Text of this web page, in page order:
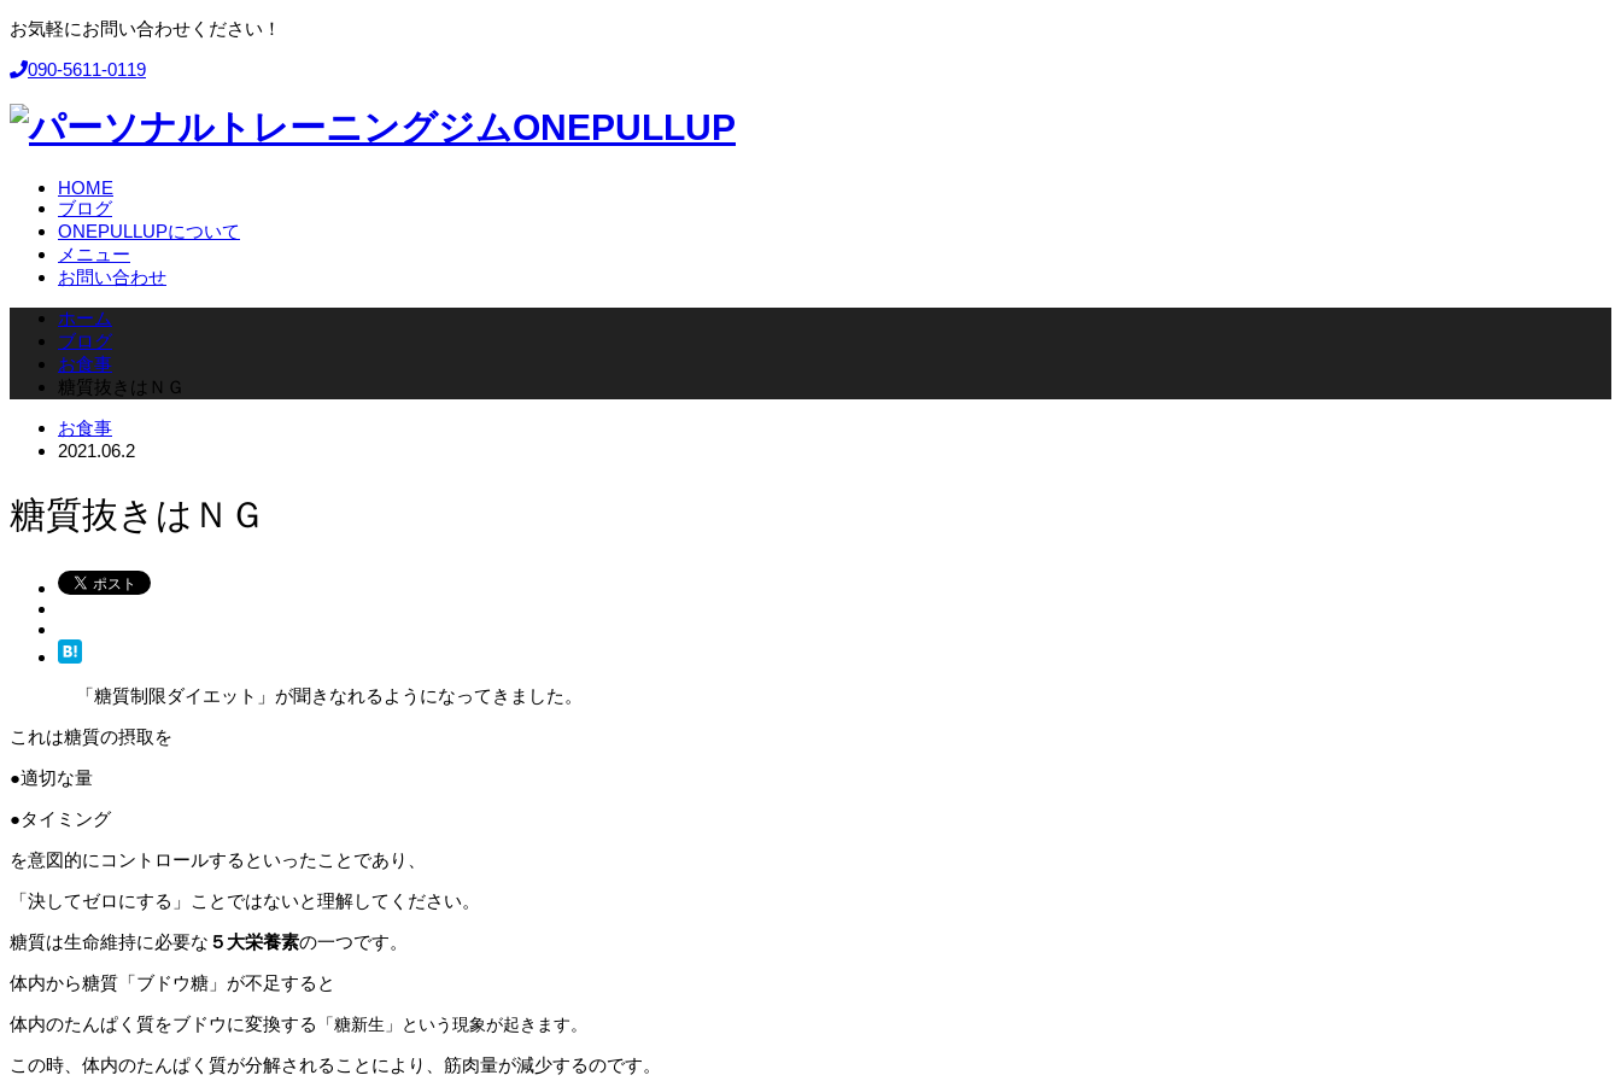
お気軽にお問い合わせください！
090-5611-0119
HOME
ブログ
ONEPULLUPについて
メニュー
お問い合わせ
ホーム
ブログ
お食事
糖質抜きはＮＧ
お食事
2021.06.2
糖質抜きはＮＧ
「糖質制限ダイエット」が聞きなれるようになってきました。
これは糖質の摂取を
●適切な量
●タイミング
を意図的にコントロールするといったことであり、
「決してゼロにする」ことではないと理解してください。
糖質は生命維持に必要な ５大栄養素の一つです。
体内から糖質「ブドウ糖」が不足すると
体内のたんぱく質をブドウに変換する
「糖新生」という現象が起きます。
この時、体内のたんぱく質が分解されることにより、筋肉量が減少するのです。